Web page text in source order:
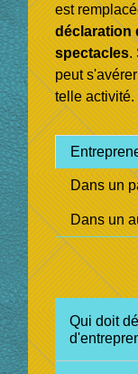
est
déclaration
spectacles.
peut
telle activité.
Dans un
Dans un
Qui doit